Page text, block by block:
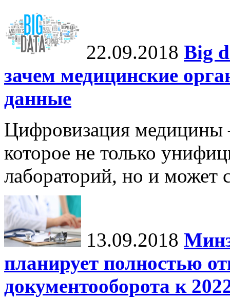
22.09.2018 Big
зачем медицинские
данные
Цифровизация медицины
которое не только
лабораторий, но и может
13.09.2018
планирует полностью
документооборота к